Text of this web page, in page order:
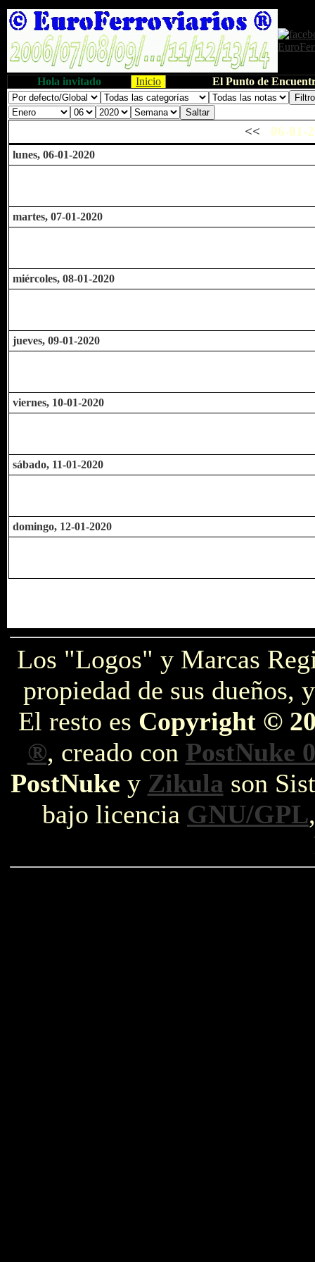
Hola invitado Inicio El Punto de
<< 06-01-
lunes, 06-01-2020
martes, 07-01-2020
miércoles, 08-01-2020
jueves, 09-01-2020
viernes, 10-01-2020
sábado, 11-01-2020
domingo, 12-01-2020
Los "Logos" y Marcas
propiedad de sus dueños,
El resto es Copyright ©
®, creado con PostNuke
PostNuke y Zikula son
bajo licencia GNU/GPL